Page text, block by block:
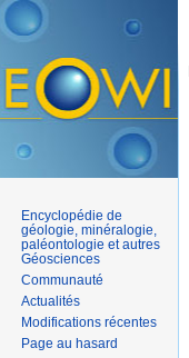
Encyclopédie de
géologie, minéralogie,
paléontologie et autres
Géosciences
Communauté
Actualités
Modifications récentes
Page au hasard